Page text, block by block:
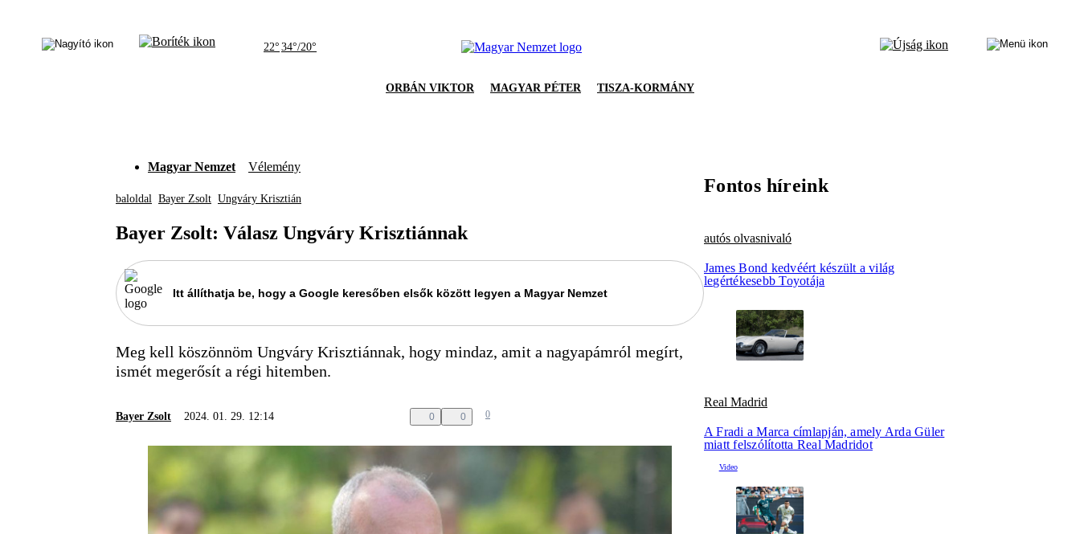
22° 34°/20°
ORBÁN VIKTOR MAGYAR PÉTER TISZA-KORMÁNY
Magyar Nemzet Vélemény
baloldal Bayer Zsolt Ungváry Krisztián
Bayer Zsolt: Válasz Ungváry Krisztiánnak
Itt állíthatja be, hogy a Google keresőben elsők között legyen a Magyar Nemzet
Meg kell köszönnöm Ungváry Krisztiánnak, hogy mindaz, amit a nagyapámról megírt,
ismét megerősít a régi hitemben.
Bayer Zsolt 2024. 01. 29. 12:14 0 0 0
Fontos híreink
autós olvasnivaló
James Bond kedvéért készült a világ
legértékesebb Toyotája
Real Madrid
A Fradi a Marca címlapján, amely Arda Güler
miatt felszólította Real Madridot